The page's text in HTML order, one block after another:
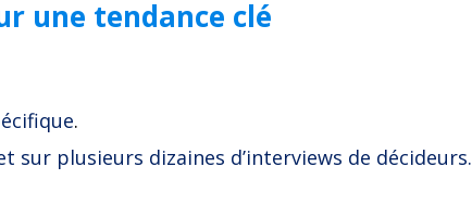
une tendance clé
.
sur plusieurs dizaines d’interviews de décideurs.